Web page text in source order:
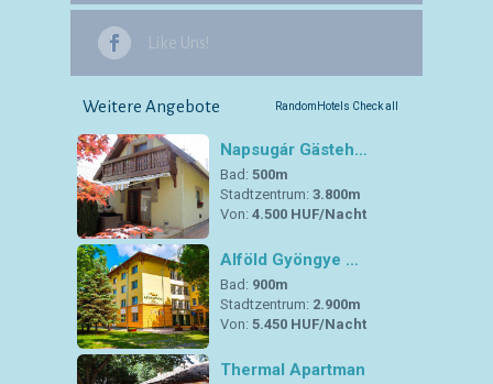
Like Uns!
Weitere Angebote RandomHotels Check all
Napsugár Gästeh…
Bad: 500m
Stadtzentrum: 3.800m
Von: 4.500 HUF/Nacht
Alföld Gyöngye …
Bad: 900m
Stadtzentrum: 2.900m
Von: 5.450 HUF/Nacht
Thermal Apartman